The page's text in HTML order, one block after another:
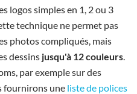
logos simples en 1, 2 ou 3
technique ne permet pas
photos compliqués, mais
dessins jusqu'à 12 couleurs
par exemple sur des
fournirons une liste de polices